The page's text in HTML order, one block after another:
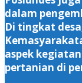
dalam
Di tingkat
aspek
pertanian di